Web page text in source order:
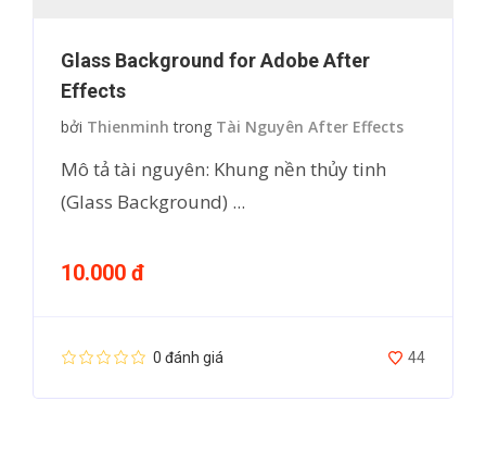
Glass Background for Adobe After
Effects
bởi Thienminh trong Tài Nguyên After Effects
Mô tả tài nguyên: Khung nền thủy tinh
(Glass Background) ...
10.000 đ
0 đánh giá 44